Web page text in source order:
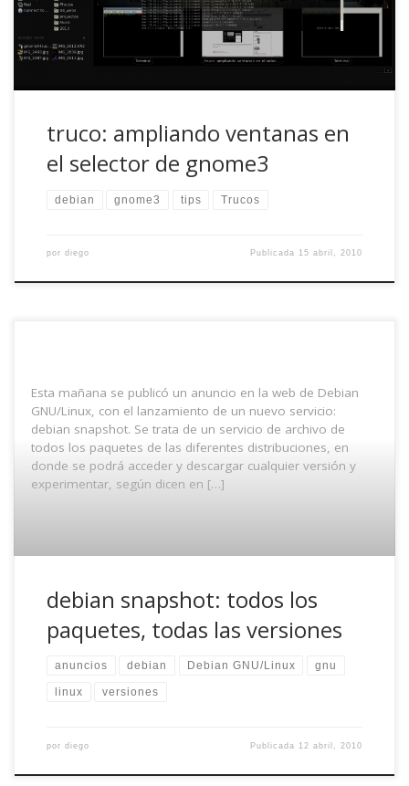
tamaño de cada ventana, de tal […]
truco: ampliando ventanas en
el selector de gnome3
debian gnome3 tips Trucos
por diego Publicada 15 abril, 2010
Esta mañana se publicó un anuncio en la web de Debian
GNU/Linux, con el lanzamiento de un nuevo servicio:
debian snapshot. Se trata de un servicio de archivo de
todos los paquetes de las diferentes distribuciones, en
donde se podrá acceder y descargar cualquier versión y
experimentar, según dicen en […]
debian snapshot: todos los
paquetes, todas las versiones
anuncios debian Debian GNU/Linux gnu
linux versiones
por diego Publicada 12 abril, 2010